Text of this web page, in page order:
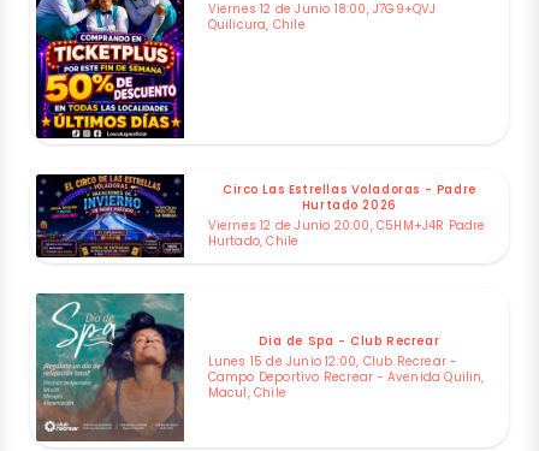
Viernes 12 de Junio 18:00, J7G9+QVJ
Quilicura, Chile
Circo Las Estrellas Voladoras - Padre
Hurtado 2026
Viernes 12 de Junio 20:00, C5HM+J4R Padre
Hurtado, Chile
Dia de Spa - Club Recrear
Lunes 15 de Junio 12:00, Club Recrear -
Campo Deportivo Recrear - Avenida Quilin,
Macul, Chile